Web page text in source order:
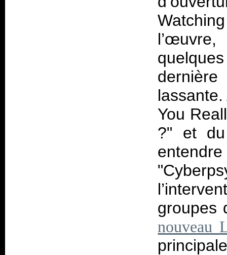
l’œuvre,
You
?" et du
groupes
nouveau